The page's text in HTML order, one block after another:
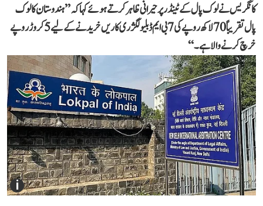
کانگریس نے لوک پال کے ٹینڈر پر حیرانی ظاہر کرتے ہوئے کہا کہ ’’ہندوستان کا لوک
پال تقریباً 70 لاکھ روپے کی 7 بی ایم ڈبلیو لگژری کاریں خریدنے کے لیے 5 کروڑ روپے
خرچ کرنے والا ہے۔‘‘
i